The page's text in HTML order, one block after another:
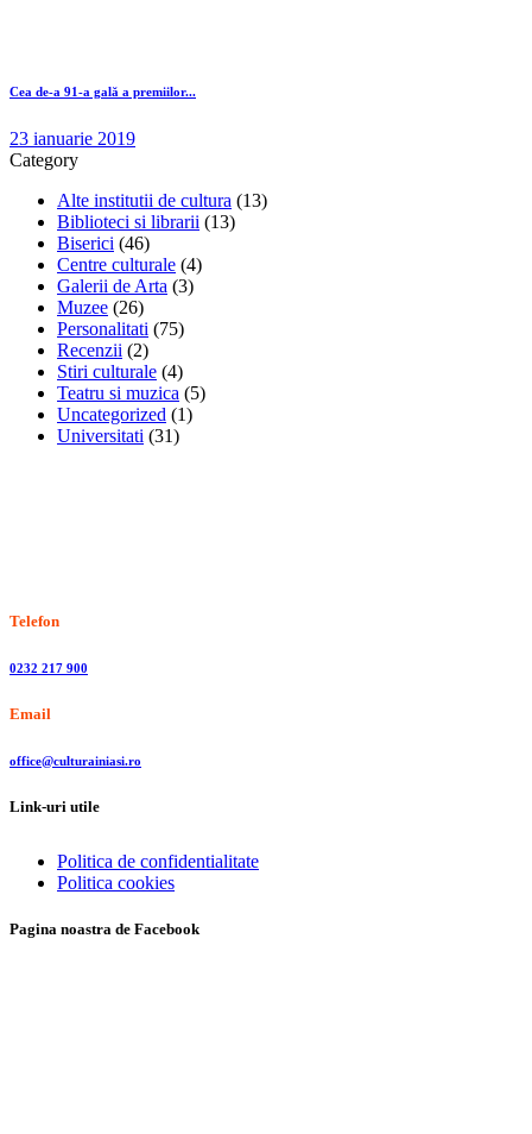
Cea de-a 91-a gală a premiilor...
23 ianuarie 2019
Category
Alte institutii de cultura (13)
Biblioteci si librarii (13)
Biserici (46)
Centre culturale (4)
Galerii de Arta (3)
Muzee (26)
Personalitati (75)
Recenzii (2)
Stiri culturale (4)
Teatru si muzica (5)
Uncategorized (1)
Universitati (31)
Telefon
0232 217 900
Email
office@culturainiasi.ro
Link-uri utile
Politica de confidentialitate
Politica cookies
Pagina noastra de Facebook